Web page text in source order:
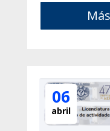
06
abril